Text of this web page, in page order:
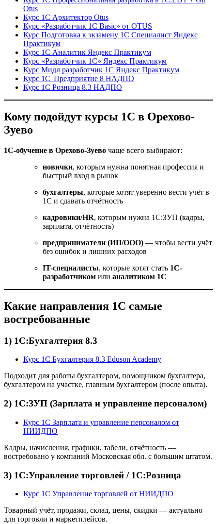
Otus
Курс 1С Архитектор Otus
Курс «Разработчик 1С Basic» от OTUS
Курс Подготовка к экзамену 1С Специалист Яндекс
Практикум
Курс 1С Аналитик Яндекс Практикум
Курс «Разработчик 1С» Яндекс Практикум
Курс Мидл разработчик 1С Яндекс Практикум
Курс 1С Предприятие 8 НАДПО
Курс 1С Розница 8.3 НАДПО
Кому подойдут курсы 1С в Орехово-
Зуево
1С-обучение в Орехово-Зуево чаще всего выбирают:
новички, которым нужна понятная профессия и
быстрый вход в рынок
бухгалтеры, которые хотят уверенно вести учёт в
1С и сдавать отчётность
кадровики/HR, которым нужна 1С:ЗУП (кадры,
зарплата, отчётность)
предприниматели (ИП/ООО) — чтобы вести учёт
без ошибок и лишних расходов
IT-специалисты, которые хотят стать 1С-
разработчиком или аналитиком 1С
Какие направления 1С самые
востребованные
1) 1С:Бухгалтерия 8.3
Курс 1С Бухгалтерия 8.3 Eduson Academy
Подходит для работы бухгалтером, помощником бухгалтера,
бухгалтером на участке, главным бухгалтером (после опыта).
2) 1С:ЗУП (Зарплата и управление персоналом)
Курс 1С Зарплата и управление персоналом от
НИИДПО
Кадры, начисления, графики, табели, отчётность —
востребовано у компаний Московская обл. с большим штатом.
3) 1С:Управление торговлей / 1С:Розница
Курс 1С Управление торговлей от НИИДПО
Товарный учёт, продажи, склад, цены, скидки — актуально
для торговли и маркетплейсов.